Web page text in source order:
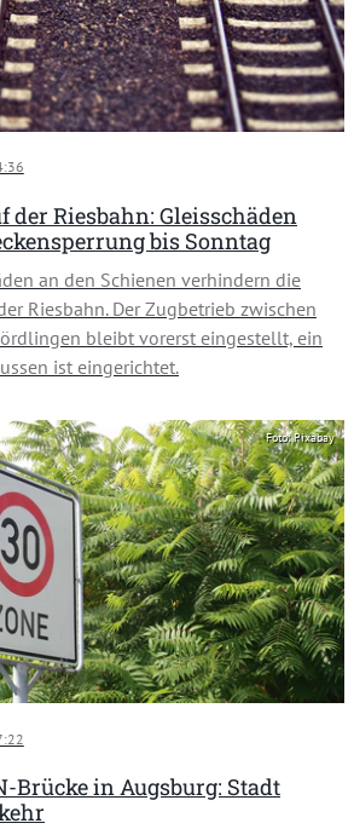
der Riesbahn: Gleisschäden
bis Sonntag
an den Schienen verhindern die
Riesbahn. Der Zugbetrieb zwischen
bleibt vorerst eingestellt, ein
ist eingerichtet.
Foto: Pixabay
Brücke in Augsburg: Stadt